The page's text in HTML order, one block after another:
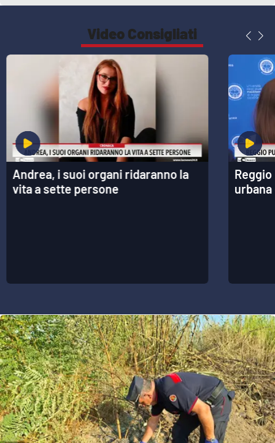
Ilreggino.it
Cosenzachannel.it
Ilvibonese.it
Catanzarochannel.it
APP
Video Consigliati
Andrea, i suoi organi ridaranno la
vita a sette persone